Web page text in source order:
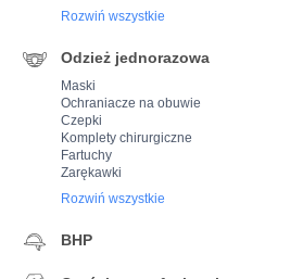
Rozwiń wszystkie
Odzież jednorazowa
Maski
Ochraniacze na obuwie
Czepki
Komplety chirurgiczne
Fartuchy
Zarękawki
Rozwiń wszystkie
BHP